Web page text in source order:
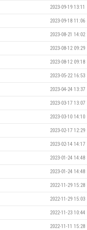
2023-09-19 13:11
2023-09-18 11:06
2023-08-21 14:02
2023-08-12 09:29
2023-08-12 09:18
2023-05-22 16:53
2023-04-24 13:37
2023-03-17 13:07
2023-03-10 14:10
2023-02-17 12:29
2023-02-14 14:17
2023-01-24 14:48
2023-01-24 14:48
2022-11-29 15:28
2022-11-29 15:03
2022-11-23 10:44
2022-11-11 15:28